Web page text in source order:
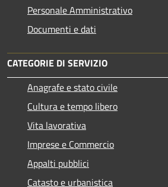
Personale Amministrativo
Documenti e dati
CATEGORIE DI SERVIZIO
Anagrafe e stato civile
Cultura e tempo libero
Vita lavorativa
Imprese e Commercio
Appalti pubblici
Catasto e urbanistica